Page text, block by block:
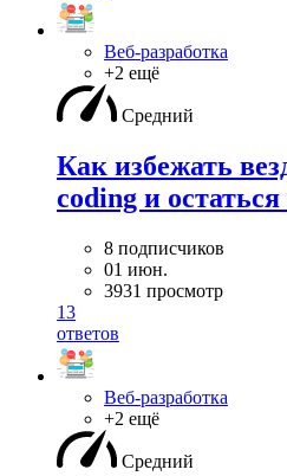
Веб-разработка
+2 ещё
Средний
Как избежать
coding и
8 подписчиков
01 июн.
3931 просмотр
13
ответов
Веб-разработка
+2 ещё
Средний